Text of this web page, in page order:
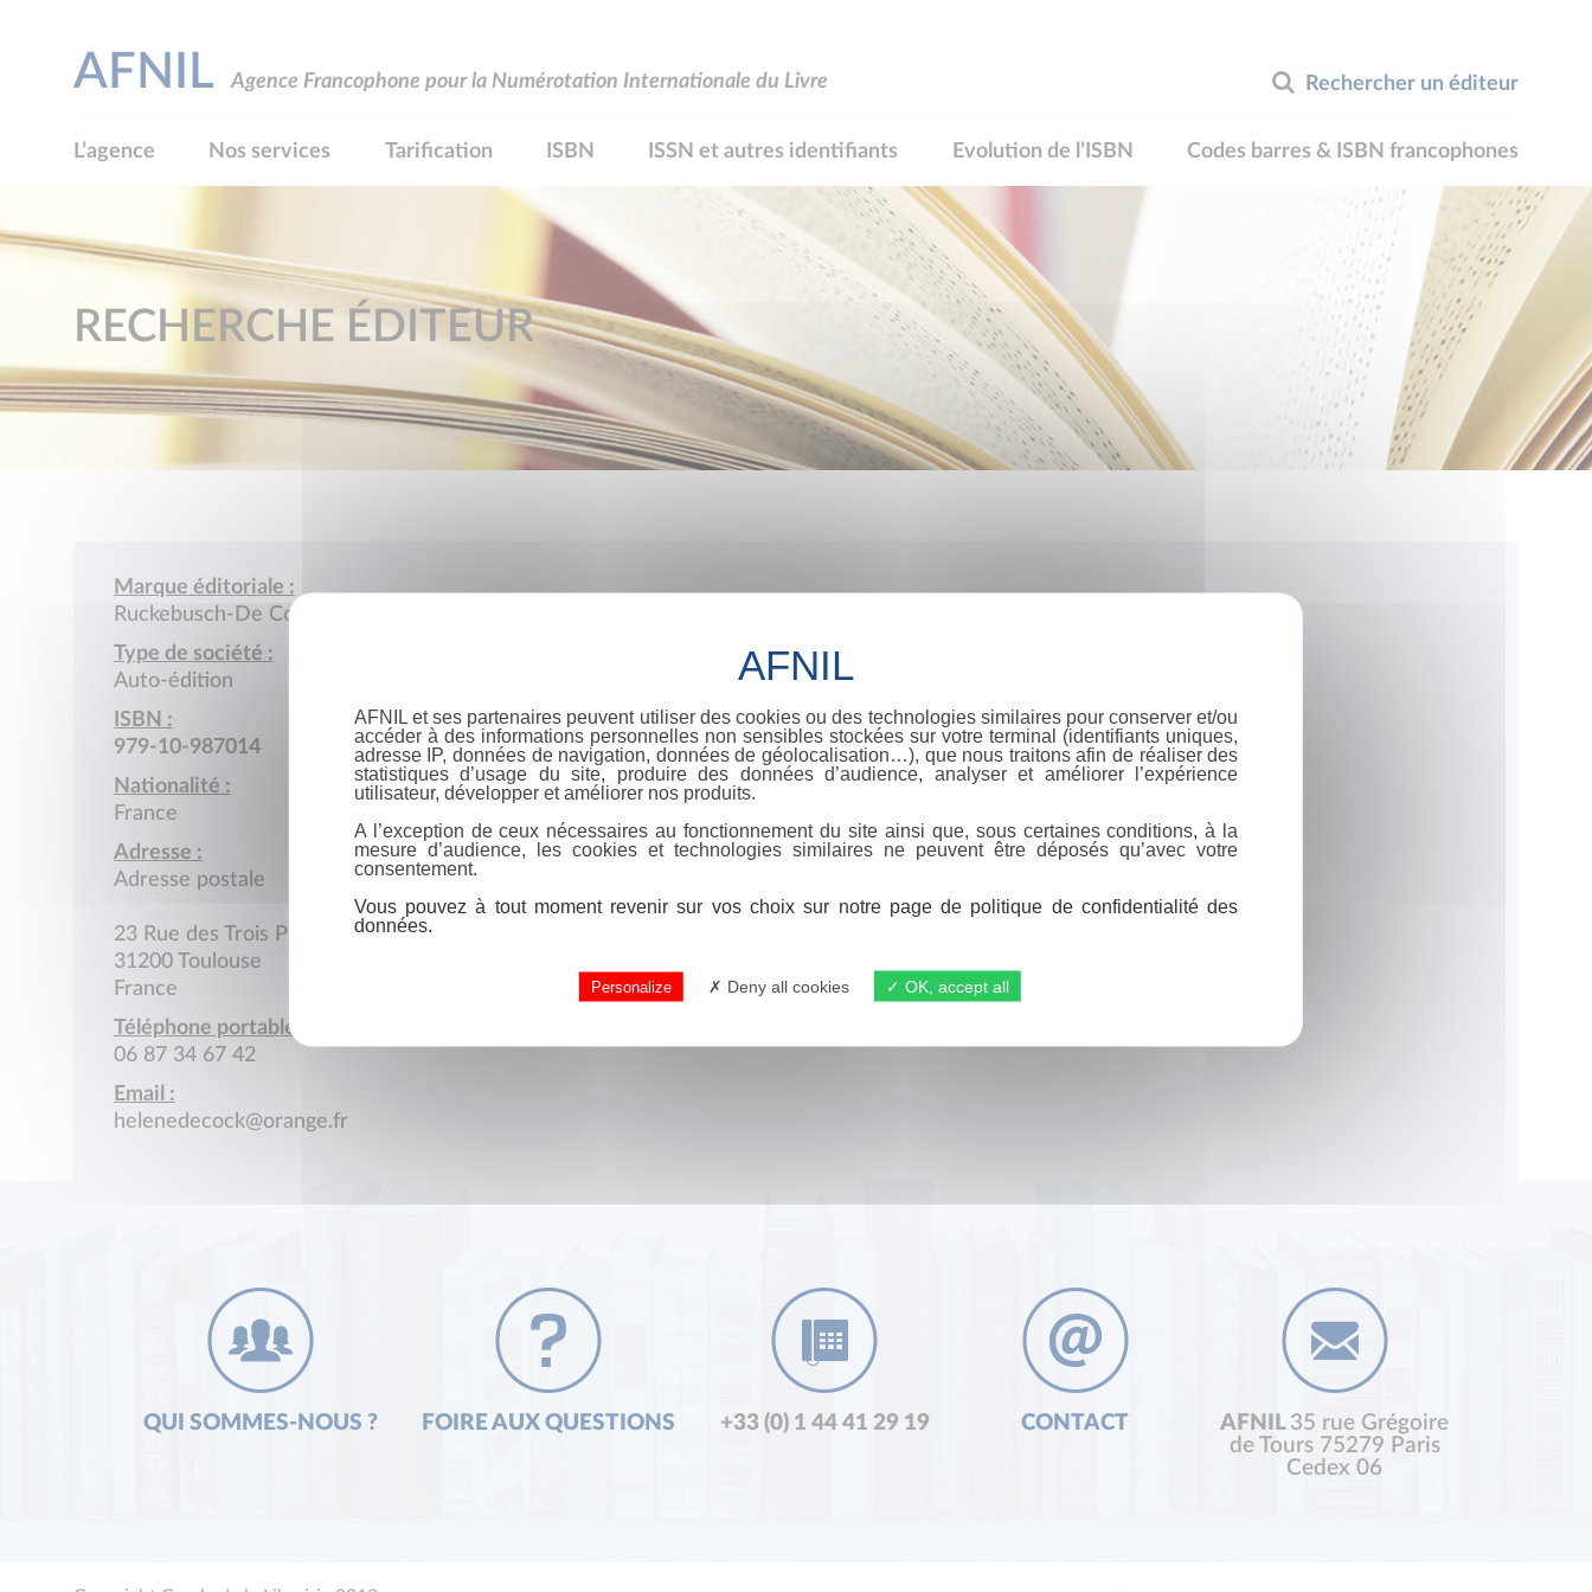
Rechercher un éditeur
AFNIL Agence Francophone pour la Numérotation Internationale du Livre
L’agence Nos services Tarification ISBN ISSN et autres identifiants Evolution de l’ISBN Codes barres & ISBN francophones
RECHERCHE ÉDITEUR
Marque éditoriale :
Ruckebusch-De Cock (Hélène)
Type de société :
Auto-édition
ISBN :
979-10-987014
Nationalité :
France
Adresse :
Adresse postale
23 Rue des Trois Pigeons
31200 Toulouse
France
Téléphone portable :
06 87 34 67 42
Email :
helenedecock@orange.fr
QUI SOMMES-NOUS ? FOIRE AUX QUESTIONS +33 (0) 1 44 41 29 19 CONTACT AFNIL 35 rue Grégoire
de Tours 75279 Paris
Cedex 06
AFNIL et ses partenaires peuvent utiliser des cookies ou des technologies similaires pour conserver et/ou
accéder à des informations personnelles non sensibles stockées sur votre terminal (identifiants uniques,
adresse IP, données de navigation, données de géolocalisation…), que nous traitons afin de réaliser des
statistiques d’usage du site, produire des données d’audience, analyser et améliorer l’expérience
utilisateur, développer et améliorer nos produits.
A l’exception de ceux nécessaires au fonctionnement du site ainsi que, sous certaines conditions, à la
mesure d’audience, les cookies et technologies similaires ne peuvent être déposés qu’avec votre
consentement.
Vous pouvez à tout moment revenir sur vos choix sur notre page de politique de confidentialité des
données.
Personalize Deny all cookies OK, accept all